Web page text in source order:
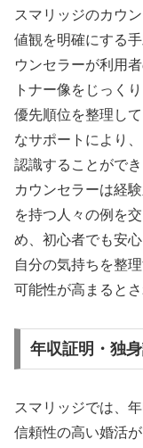
スマリッジのカウ
値観を明確にする
ウンセラーが利用
トナー像をじっく
優先順位を整理し
なサポートにより
認識することがで
カウンセラーは経
を持つ人々の例を
め、初心者でも安
自分の気持ちを整
可能性が高まるとさ
年収証明・独
スマリッジでは、
信頼性の高い婚活